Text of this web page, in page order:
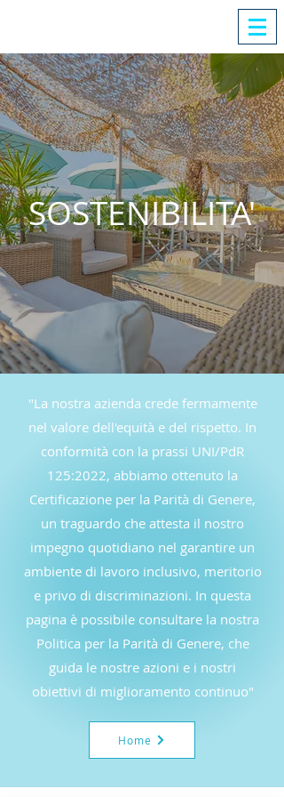
SOSTENIBILITA'
"La nostra azienda crede fermamente
nel valore dell'equità e del rispetto. In
conformità con la prassi UNI/PdR
125:2022, abbiamo ottenuto la
Certificazione per la Parità di Genere,
un traguardo che attesta il nostro
impegno quotidiano nel garantire un
ambiente di lavoro inclusivo, meritorio
e privo di discriminazioni. In questa
pagina è possibile consultare la nostra
Politica per la Parità di Genere, che
guida le nostre azioni e i nostri
obiettivi di miglioramento continuo"
Home